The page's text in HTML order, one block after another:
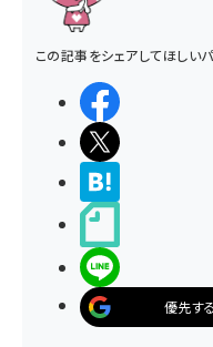
この記事をシェアしてほしいパ
優先す